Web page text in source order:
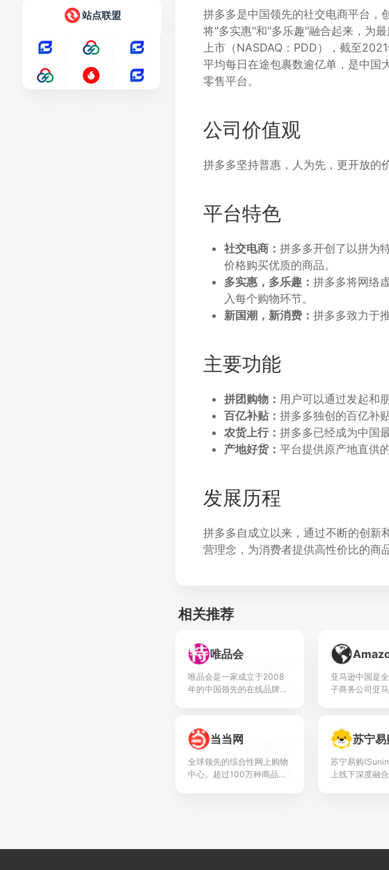
站点联盟
拼多多是中国领先的社交电商平台，
将"多实惠"和"多乐趣"融合起来，为
上市（NASDAQ：PDD），截至
平均每日在途包裹数逾亿单，是中国
零售平台。
公司价值观
拼多多坚持普惠，人为先，更开放的
平台特色
社交电商： 拼多多开创了以拼为
价格购买优质的商品。
多实惠，多乐趣： 拼多多将网络
入每个购物环节。
新国潮，新消费： 拼多多致力于
主要功能
拼团购物： 用户可以通过发起和
百亿补贴： 拼多多独创的百亿补
农货上行： 拼多多已经成为中国
产地好货： 平台提供原产地直供
发展历程
拼多多自成立以来，通过不断的创新
营理念，为消费者提供高性价比的商品
相关推荐
唯品会
唯品会是一家成立于2008
年的中国领先的在线品牌折
障”的创新电商模式，并持续
深化为“精选品牌+...
1K
亚马逊中国是
子商务公司亚
力于为消费者
赖的在线购物环
当当网
全球领先的综合性网上购物
中心。超过100万种商品在
1K 苏宁易
苏宁易购
上线下深度融